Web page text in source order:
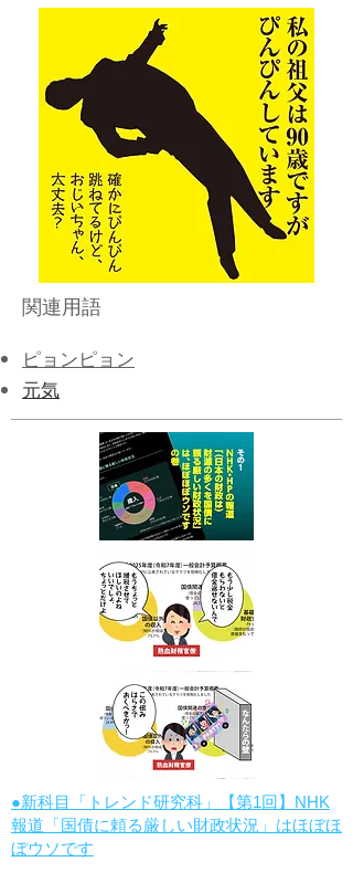
関連用語
ピョンピョン
元気
●新科目「トレンド研究科」【第1回】NHK
報道「国債に頼る厳しい財政状況」はほぼほ
ぼウソです